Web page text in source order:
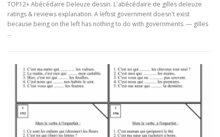
TOP12+ Abécédaire Deleuze dessin. L'abécédaire de gilles deleuze
ratings & reviews explanation. A leftist government doesn't exist
because being on the left has nothing to do with governments. ― gilles
…